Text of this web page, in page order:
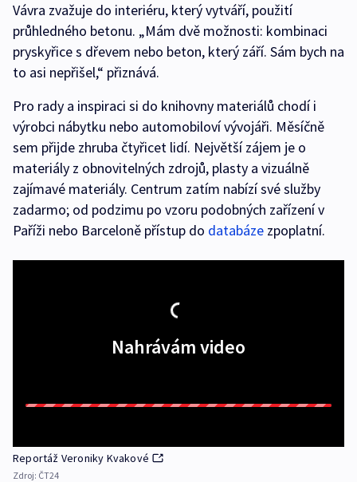
Vávra zvažuje do interiéru, který vytváří, použití
průhledného betonu. „Mám dvě možnosti: kombinaci
pryskyřice s dřevem nebo beton, který září. Sám bych na
to asi nepřišel,“ přiznává.
Pro rady a inspiraci si do knihovny materiálů chodí i
výrobci nábytku nebo automobiloví vývojáři. Měsíčně
sem přijde zhruba čtyřicet lidí. Největší zájem je o
materiály z obnovitelných zdrojů, plasty a vizuálně
zajímavé materiály. Centrum zatím nabízí své služby
zadarmo; od podzimu po vzoru podobných zařízení v
Paříži nebo Barceloně přístup do databáze zpoplatní.
Nahrávám video
Reportáž Veroniky Kvakové
Zdroj: ČT24